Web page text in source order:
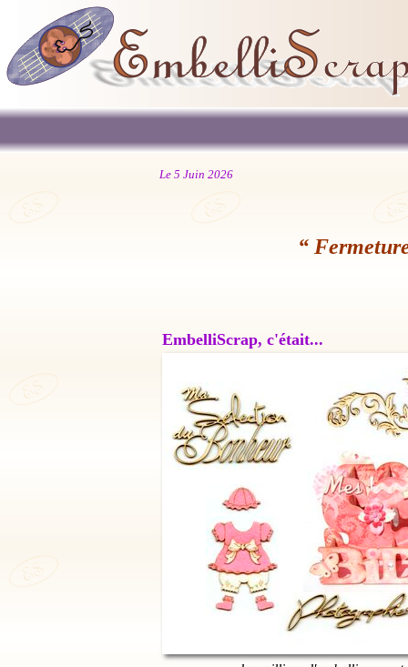
Le 5 Juin 2026
“
EmbelliScrap, c'était...